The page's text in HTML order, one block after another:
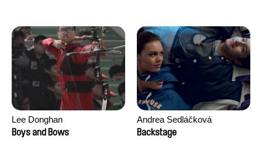
Lee Donghan
Boys and Bows
Andrea Sedláčková
Backstage